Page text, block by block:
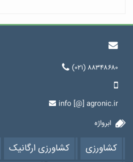
(۰۲۱) ۸۸۳۴۸۶۸۰
info [@] agronic.ir
ابرواژه
کشاورزی کشاورزی ارگانیک